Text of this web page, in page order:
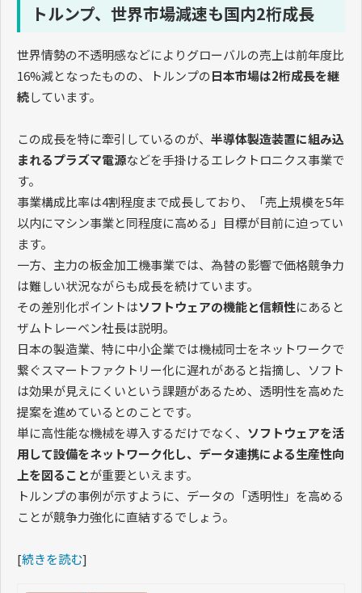
トルンプ、世界市場減速も国内2桁成長
世界情勢の不透明感などによりグローバルの売上は前年度比
16%減となったものの、トルンプの日本市場は2桁成長を継
続しています。
この成長を特に牽引しているのが、 半導体製造装置に組み込
まれるプラズマ電源などを手掛けるエレクトロニクス事業で
す。
事業構成比率は4割程度まで成長しており、「売上規模を5年
以内にマシン事業と同程度に高める」目標が目前に迫ってい
ます。
一方、主力の板金加工機事業では、為替の影響で価格競争力
は難しい状況ながらも成長を続けています。
その差別化ポイントはソフトウェアの機能と信頼性にあると
ザムトレーベン社長は説明。
日本の製造業、特に中小企業では機械同士をネットワークで
繋ぐスマートファクトリー化に遅れがあると指摘し、ソフト
は効果が見えにくいという課題があるため、透明性を高めた
提案を進めているとのことです。
単に高性能な機械を導入するだけでなく、 ソフトウェアを活
用して設備をネットワーク化し、データ連携による生産性向
上を図ることが重要といえます。
トルンプの事例が示すように、データの「透明性」を高める
ことが競争力強化に直結するでしょう。
[続きを読む]